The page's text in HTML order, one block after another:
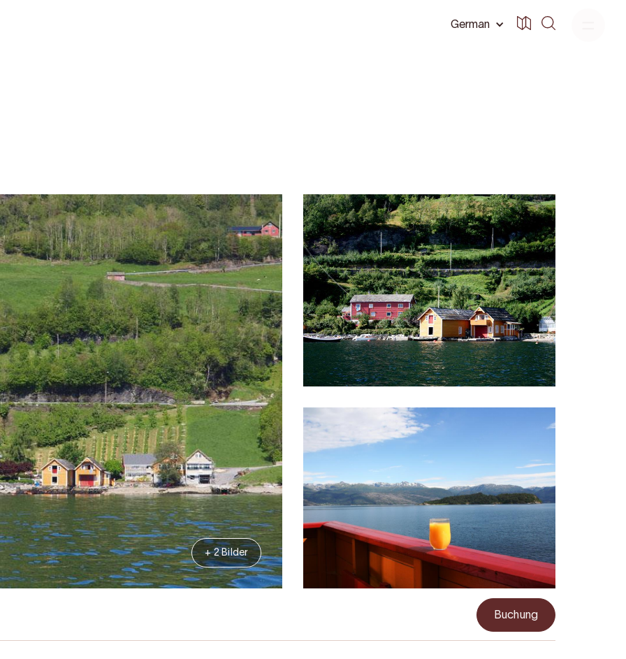
German
+ 2 Bilder
Buchung